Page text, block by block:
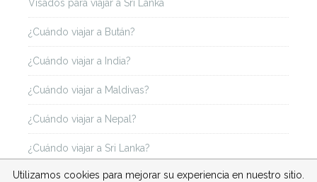
Visados para viajar a Sri Lanka
¿Cuándo viajar a Bután?
¿Cuándo viajar a India?
¿Cuándo viajar a Maldivas?
¿Cuándo viajar a Nepal?
¿Cuándo viajar a Sri Lanka?
Utilizamos cookies para mejorar su experiencia en nuestro sitio.